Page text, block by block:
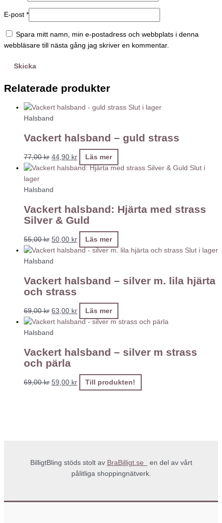
E-post *
Spara mitt namn, min e-postadress och webbplats i denna
webbläsare till nästa gång jag skriver en kommentar.
Relaterade produkter
Slut i lager
Halsband
Vackert halsband – guld strass
77,00kr 44,90 kr Läs mer
Slut i
lager
Halsband
Vackert halsband: Hjärta med strass
Silver & Guld
55,00kr 50,00 kr Läs mer
Slut i lager
Halsband
Vackert halsband – silver m. lila hjärta
och strass
69,00kr 63,00 kr Läs mer
Halsband
Vackert halsband – silver m strass
och pärla
69,00kr 59,00 kr Till produkten!
BilligtBling stöds stolt av BraBilligt.se
en del av vårt
pålitliga shoppingnätverk.